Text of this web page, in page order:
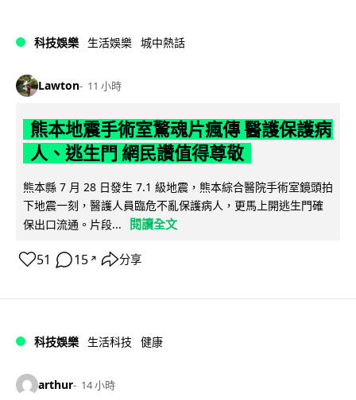
科技娛樂 生活娛樂 城中熱話
Lawton 11 小時
熊本地震手術室驚魂片瘋傳 醫護保護病
人、逃生門 網民讚值得尊敬
熊本縣 7 月 28 日發生 7.1 級地震，熊本綜合醫院手術室鏡頭拍
下地震一刻，醫護人員臨危不亂保護病人，更馬上開逃生門確
保出口流通。片段...
閱讀全文
51 15 ↗ 分享
科技娛樂 生活科技 健康
arthur 14 小時